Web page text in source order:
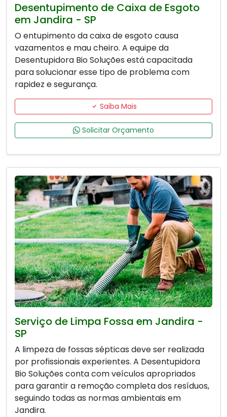
Desentupimento de Caixa de Esgoto
em Jandira - SP
O entupimento da caixa de esgoto causa
vazamentos e mau cheiro. A equipe da
Desentupidora Bio Soluções está capacitada
para solucionar esse tipo de problema com
rapidez e segurança.
Saiba Mais
Solicitar Orçamento
Serviço de Limpa Fossa em Jandira -
SP
A limpeza de fossas sépticas deve ser realizada
por profissionais experientes. A Desentupidora
Bio Soluções conta com veículos apropriados
para garantir a remoção completa dos resíduos,
seguindo todas as normas ambientais em
Jandira.